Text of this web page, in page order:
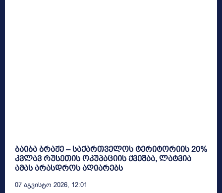
ბაიბა ბრაჟე – საქართველოს ტერიტორიის 20%
კვლავ რუსეთის ოკუპაციის ქვეშაა, ლატვია
ამას არასდროს აღიარებს
07 Აგვისტო 2026, 12:01